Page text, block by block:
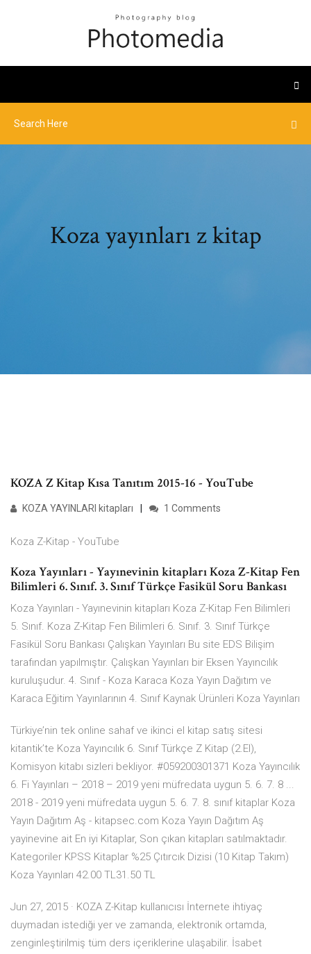
Koza yayınları z kitap
KOZA Z Kitap Kısa Tanıtım 2015-16 - YouTube
KOZA YAYINLARI kitapları 1 Comments
Koza Z-Kitap - YouTube
Koza Yayınları - Yayınevinin kitapları Koza Z-Kitap Fen
Bilimleri 6. Sınıf. 3. Sınıf Türkçe Fasikül Soru Bankası
Koza Yayınları - Yayınevinin kitapları Koza Z-Kitap Fen Bilimleri
5. Sınıf. Koza Z-Kitap Fen Bilimleri 6. Sınıf. 3. Sınıf Türkçe
Fasikül Soru Bankası Çalışkan Yayınları Bu site EDS Bilişim
tarafından yapılmıştır. Çalışkan Yayınları bir Eksen Yayıncılık
kuruluşudur. 4. Sınıf - Koza Karaca Koza Yayın Dağıtım ve
Karaca Eğitim Yayınlarının 4. Sınıf Kaynak Ürünleri Koza Yayınları
Türkiye’nin tek online sahaf ve ikinci el kitap satış sitesi
kitantik’te Koza Yayıncılık 6. Sınıf Türkçe Z Kitap (2.El),
Komisyon kitabı sizleri bekliyor. #059200301371 Koza Yayıncılık
6. Fi Yayınları – 2018 – 2019 yeni müfredata uygun 5. 6. 7. 8 ...
2018 - 2019 yeni müfredata uygun 5. 6. 7. 8. sınıf kitaplar Koza
Yayın Dağıtım Aş - kitapsec.com Koza Yayın Dağıtım Aş
yayinevine ait En iyi Kitaplar, Son çıkan kitapları satılmaktadır.
Kategoriler KPSS Kitaplar %25 Çıtırcık Dizisi (10 Kitap Takım)
Koza Yayınları 42.00 TL31.50 TL
Jun 27, 2015 · KOZA Z-Kitap kullanıcısı İnternete ihtiyaç
duymadan istediği yer ve zamanda, elektronik ortamda,
zenginleştirilmiş tüm ders içeriklerine ulaşabilir. İsabet